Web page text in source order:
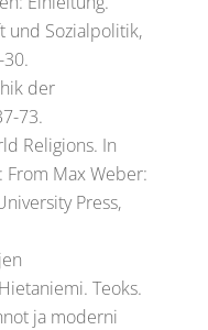
und Sozialpolitik,
der
73.
Religions. In
From Max Weber:
Press,
Teoks.
ja moderni